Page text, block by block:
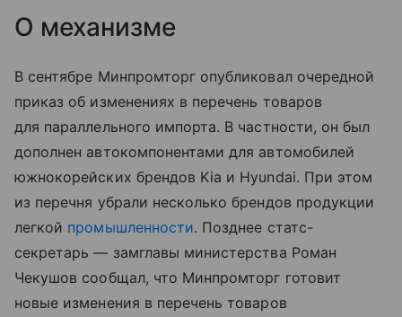
О механизме
В сентябре Минпромторг опубликовал очередной
приказ об изменениях в перечень товаров
для параллельного импорта. В частности, он был
дополнен автокомпонентами для автомобилей
южнокорейских брендов Kia и Hyundai. При этом
из перечня убрали несколько брендов продукции
легкой промышленности. Позднее статс-
секретарь — замглавы министерства Роман
Чекушов сообщал, что Минпромторг готовит
новые изменения в перечень товаров